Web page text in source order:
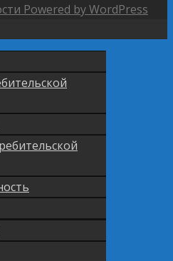
Powered by WordPress